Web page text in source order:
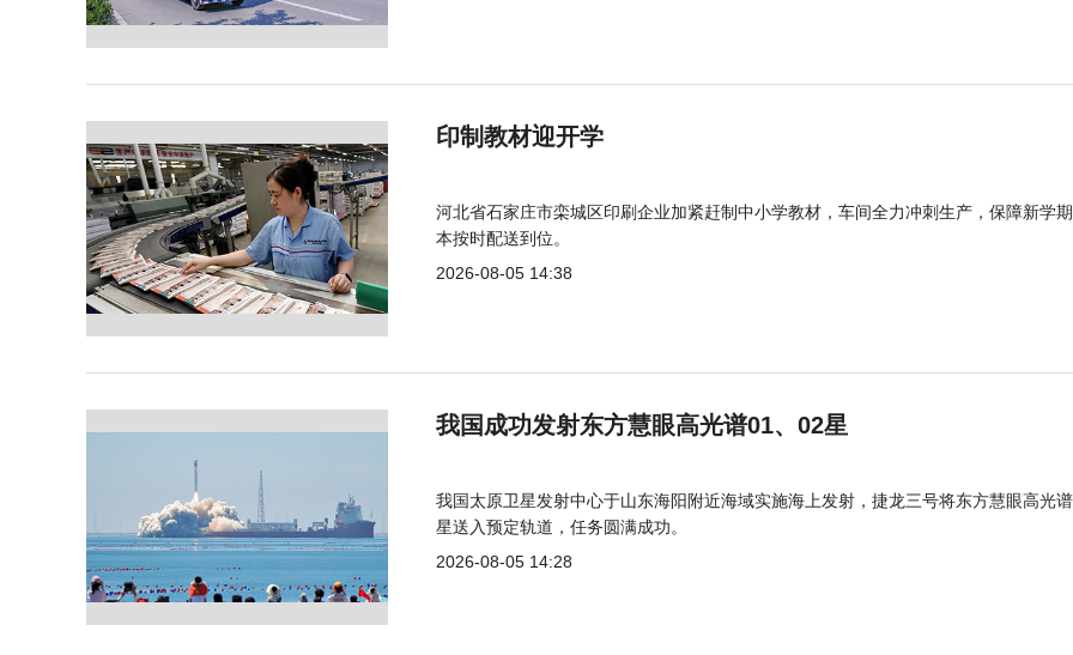
印制教材迎开学
河北省石家庄市栾城区印刷企业加紧赶制中小学教材，车间全力冲刺生产，保障新学
本按时配送到位。
2026-08-05 14:38
我国成功发射东方慧眼高光谱01、02星
我国太原卫星发射中心于山东海阳附近海域实施海上发射，捷龙三号将东方慧眼高光
星送入预定轨道，任务圆满成功。
2026-08-05 14:28